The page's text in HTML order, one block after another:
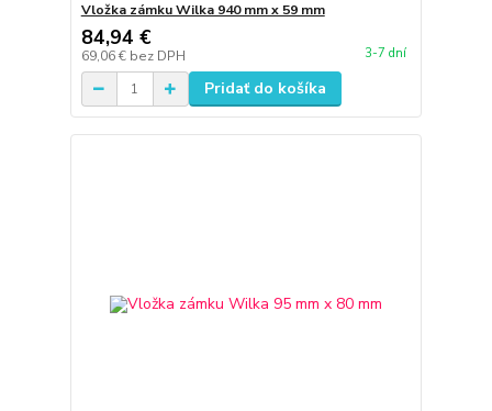
Vložka zámku Wilka 940 mm x 59 mm
84,94 €
69,06 € bez DPH 3-7 dní
Pridať do košíka